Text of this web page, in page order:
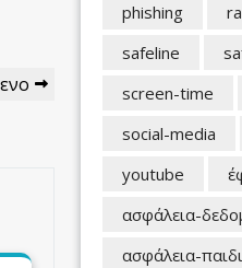
phishing
safeline
screen-time
social-media
youtube
ασφάλεια-
ασφάλεια-